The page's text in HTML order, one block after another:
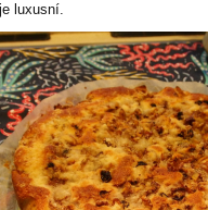
luxusní.